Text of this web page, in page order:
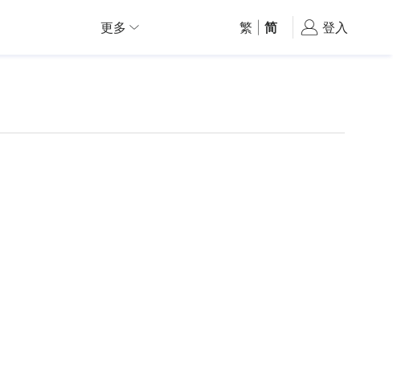
更多 繁 简 登入